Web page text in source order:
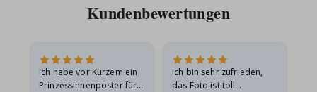
Kundenbewertungen
Ich habe vor Kurzem ein
Prinzessinnenposter für
Ich bin sehr zufrieden,
das Foto ist toll